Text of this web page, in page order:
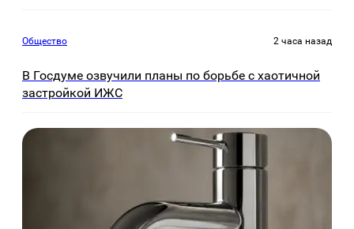
Общество 2 часа назад
В Госдуме озвучили планы по борьбе с хаотичной
застройкой ИЖС